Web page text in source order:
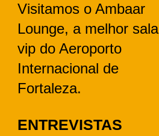
Visitamos o Ambaar
Lounge, a melhor sala
vip do Aeroporto
Internacional de
Fortaleza.
ENTREVISTAS